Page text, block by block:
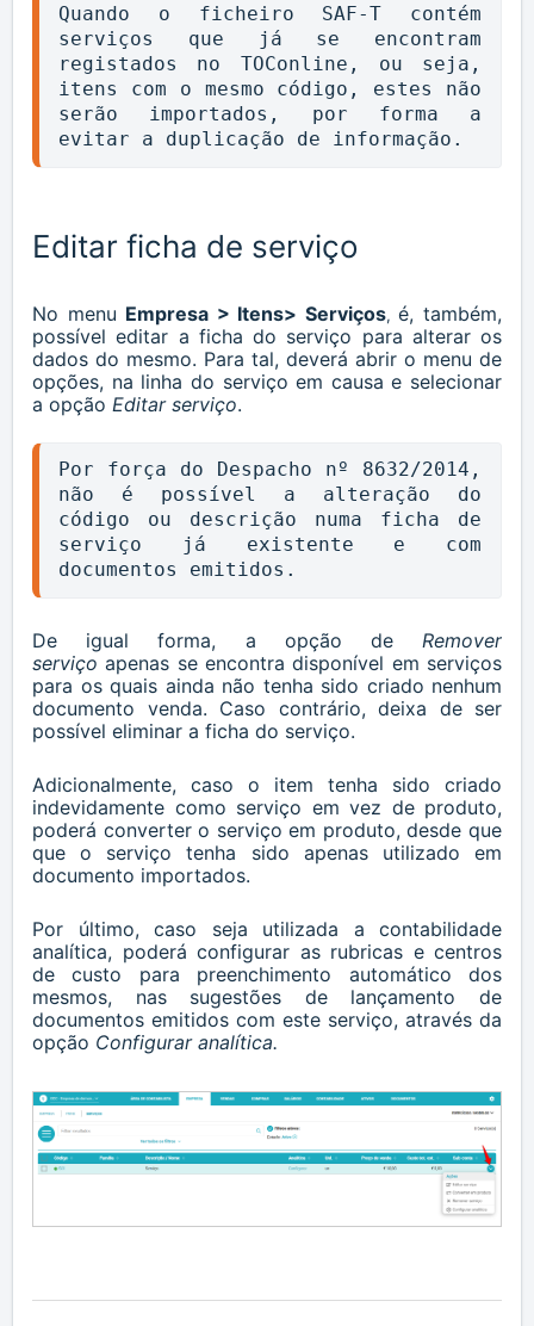
Quando o ficheiro SAF-T contém
serviços que já se encontram
registados no TOConline, ou seja,
itens com o mesmo código, estes não
serão importados, por forma a
evitar a duplicação de informação.
Editar ficha de serviço
No menu Empresa > Itens> Serviços,é, também,
possível editar a ficha do serviço para alterar os
dados do mesmo. Para tal, deverá abrir o menu de
opções, na linha do serviçoem causa e selecionar
a opção Editar serviço.
Por força do Despacho nº 8632/2014,
não é possível a alteração do
código ou descrição numa ficha de
serviço já existente e com
documentos emitidos.
De igual forma, a opção de Remover
serviçoapenas se encontra disponível em serviços
para os quais ainda não tenha sido criado nenhum
documento venda. Caso contrário, deixa de ser
possível eliminar a ficha do serviço.
Adicionalmente, caso o item tenha sido criado
indevidamente como serviço em vez de produto,
poderá converter o serviço em produto, desde que
que o serviço tenha sido apenas utilizado em
documento importados.
Por último, caso seja utilizada a contabilidade
analítica, poderá configurar as rubricas e centros
de custo para preenchimento automático dos
mesmos, nas sugestões de lançamento de
documentos emitidos com este serviço, através da
opção Configurar analítica.